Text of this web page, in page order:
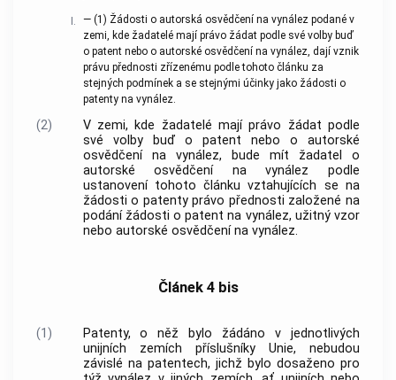
I.
— (1) Žádosti o autorská osvědčení na vynález podané v
zemi, kde žadatelé mají právo žádat podle své volby buď
o patent nebo o autorské osvědčení na vynález, dají vznik
právu přednosti zřízenému podle tohoto článku za
stejných podmínek a se stejnými účinky jako žádosti o
patenty na vynález.
(2)
V zemi, kde žadatelé mají právo žádat podle
své volby buď o patent nebo o autorské
osvědčení na vynález, bude mít žadatel o
autorské osvědčení na vynález podle
ustanovení tohoto článku vztahujících se na
žádosti o patenty právo přednosti založené na
podání žádosti o patent na vynález, užitný vzor
nebo autorské osvědčení na vynález.
Článek 4 bis
(1)
Patenty, o něž bylo žádáno v jednotlivých
unijních zemích příslušníky Unie, nebudou
závislé na patentech, jichž bylo dosaženo pro